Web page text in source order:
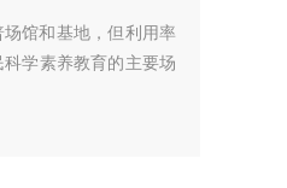
馆和基地，但利用率
学素养教育的主要场